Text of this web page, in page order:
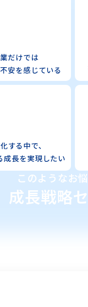
だけでは
不安を感じている
する中で、
成長を実現したい
このようなお
成長戦略